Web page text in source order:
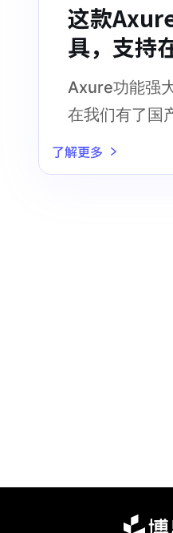
这款
具，支持
Axure文
Axure功能强
在我们有了国
了解更多